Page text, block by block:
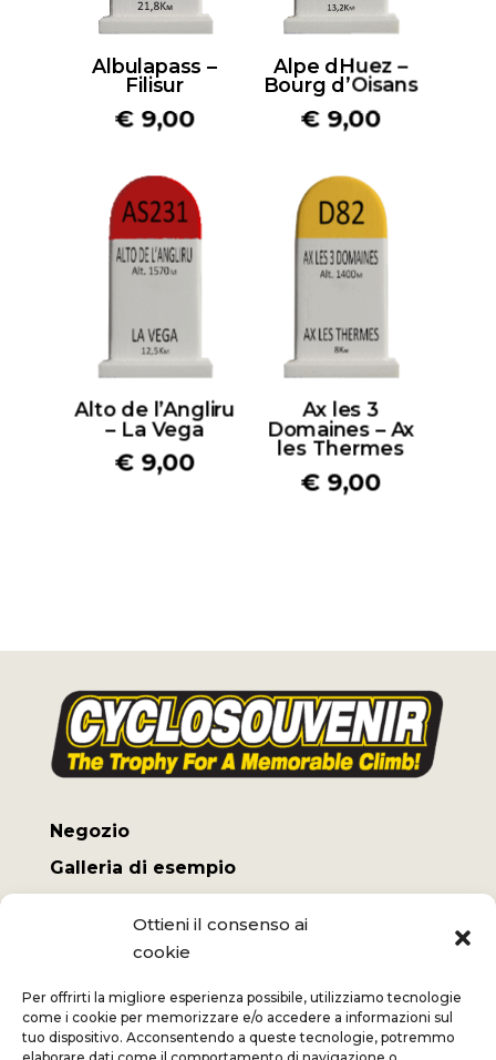
Ottieni il consenso ai
cookie
Per offrirti la migliore esperienza possibile, utilizziamo tecnologie
come i cookie per memorizzare e/o accedere a informazioni sul
tuo dispositivo. Acconsentendo a queste tecnologie, potremmo
Albulapass –
Filisur
€ 9,00
Alpe dHuez –
Bourg d’Oisans
€ 9,00
Alto de l’Angliru
– La Vega
€ 9,00
Ax les 3
Domaines – Ax
les Thermes
€ 9,00
Negozio
Galleria di esempio